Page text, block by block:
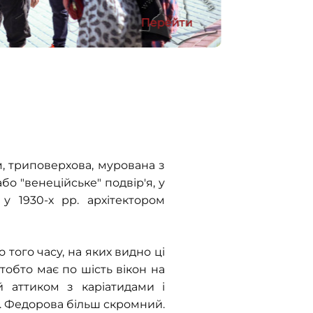
Перейти
триповерхова, мурована з
"венеційське" подвір'я, у
1930-х рр. архітектором
того часу, на яких видно ці
має по шість вікон на
аттиком з каріатидами і
Федорова більш скромний.